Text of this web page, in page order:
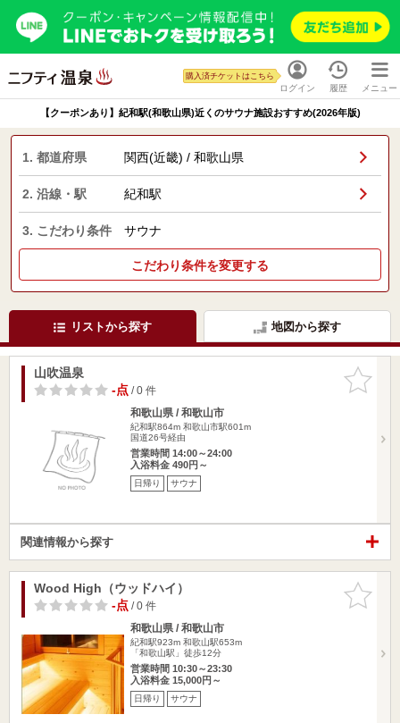
ログイン
購入済チケットはこちら
履歴 メニュー
【クーポンあり】紀和駅(和歌山県)近くのサウナ施設おすすめ(2026年版)
1. 都道府県 関西(近畿) / 和歌山県
2. 沿線・駅 紀和駅
3. こだわり条件 サウナ
こだわり条件を変更する
リストから探す 地図から探す
お気に入
りに追加
山吹温泉
-点/ 0 件
和歌山県 / 和歌山市
紀和駅864m 和歌山市駅601m
国道26号経由
営業時間 14:00～24:00
入浴料金 490円～
日帰り サウナ
関連情報から探す
お気に入
りに追加
Wood High（ウッドハイ）
-点/ 0 件
和歌山県 / 和歌山市
紀和駅923m 和歌山駅653m
「和歌山駅」徒歩12分
営業時間 10:30～23:30
入浴料金 15,000円～
日帰り サウナ